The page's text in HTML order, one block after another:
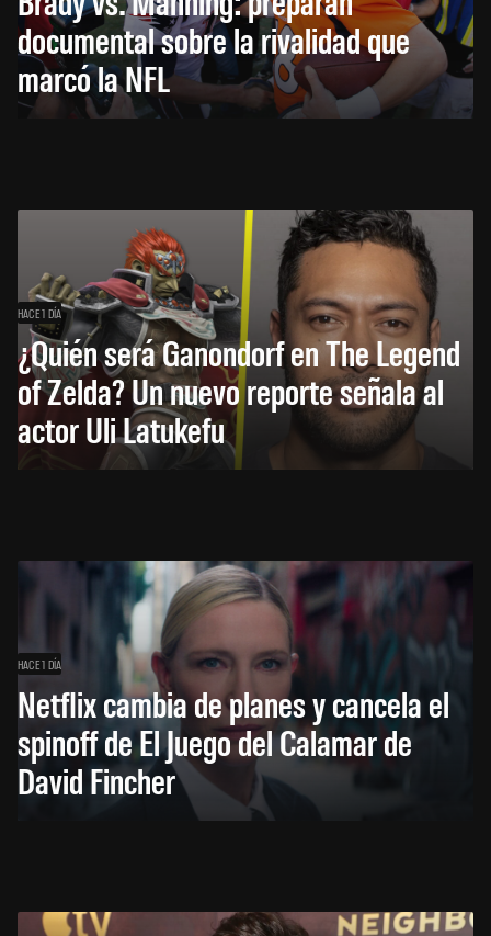
documental sobre la rivalidad que
marcó la NFL
HACE 1 DÍA
¿Quién será Ganondorf en The Legend
of Zelda? Un nuevo reporte señala al
actor Uli Latukefu
HACE 1 DÍA
Netflix cambia de planes y cancela el
spinoff de El Juego del Calamar de
David Fincher